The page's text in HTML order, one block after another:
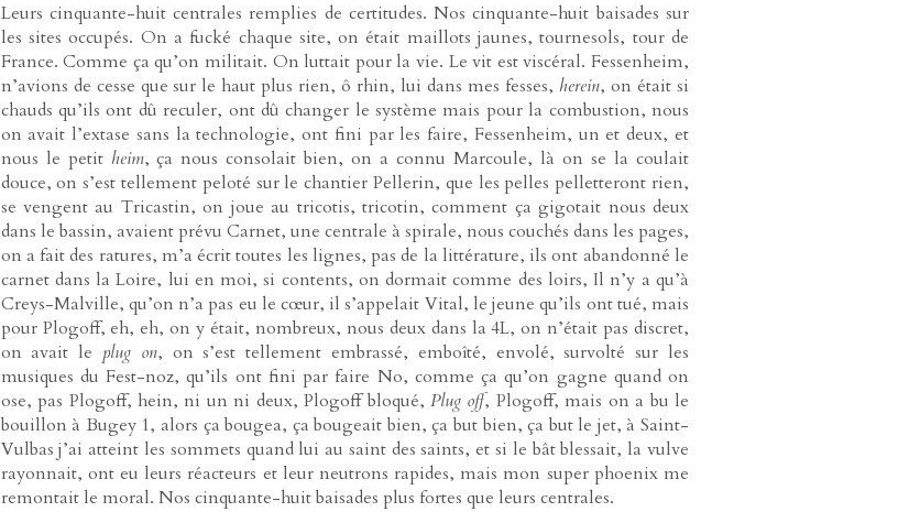
Leurs cinquante-huit centrales remplies de certitudes. Nos cinquante-huit baisades sur
les sites occupés. On a fucké chaque site, on était maillots jaunes, tournesols, tour de
France. Comme ça qu’on militait. On luttait pour la vie. Le vit est viscéral. Fessenheim,
n’avions de cesse que sur le haut plus rien, ô rhin, lui dans mes fesses,herein, on était si
chauds qu’ils ont dû reculer, ont dû changer le système mais pour la combustion, nous
on avait l’extase sans la technologie, ont fini par les faire, Fessenheim, un et deux, et
nous le petit heim, ça nous consolait bien, on a connu Marcoule, là on se la coulait
douce, on s’est tellement peloté sur le chantier Pellerin, que les pelles pelletteront rien,
se vengent au Tricastin, on joue au tricotis, tricotin, comment ça gigotait nous deux
dans le bassin, avaient prévu Carnet, une centrale à spirale, nous couchés dans les pages,
on a fait des ratures, m’a écrit toutes les lignes, pas de la littérature, ils ont abandonné le
carnet dans la Loire, lui en moi, si contents, on dormait comme des loirs, Il n’y a qu’à
Creys-Malville, qu’on n’a pas eu le cœur, il s’appelait Vital, le jeune qu’ils ont tué, mais
pour Plogoff, eh, eh, on y était, nombreux, nous deux dans la 4L, on n’était pas discret,
on avait le plug on, on s’est tellement embrassé, emboîté, envolé, survolté sur les
musiques du Fest-noz, qu’ils ont fini par faire No, comme ça qu’on gagne quand on
ose, pas Plogoff, hein, ni un ni deux, Plogoff bloqué, Plug off, Plogoff, mais on a bu le
bouillon à Bugey 1, alors ça bougea, ça bougeait bien, ça but bien, ça but le jet, à Saint-
Vulbas j’ai atteint les sommets quand lui au saint des saints, et si le bât blessait, la vulve
rayonnait, ont eu leurs réacteurs et leur neutrons rapides, mais mon super phoenix me
remontait le moral. Nos cinquante-huit baisades plus fortes que leurs centrales.